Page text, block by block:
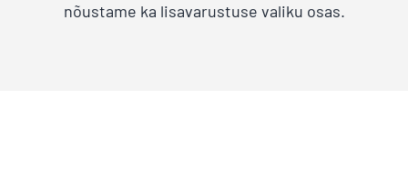
nõustame ka lisavarustuse valiku osas.